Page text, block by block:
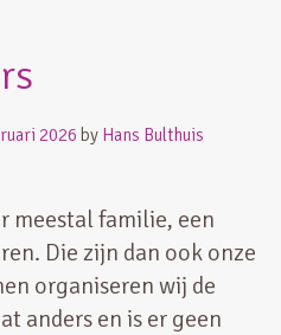
2026 by Hans Bulthuis
meestal familie, een
Die zijn dan ook onze
organiseren wij de
anders en is er geen